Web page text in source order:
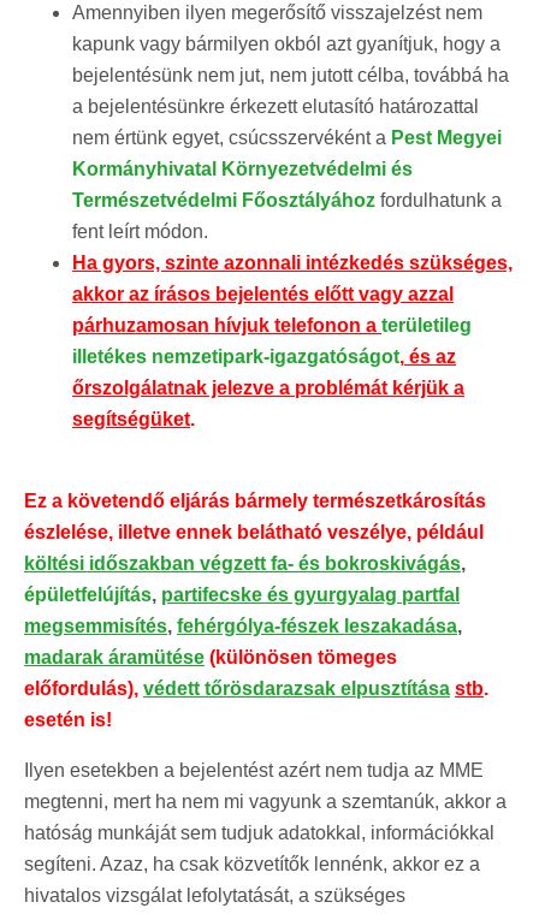
Amennyiben ilyen megerősítő visszajelzést nem
kapunk vagy bármilyen okból azt gyanítjuk, hogy a
bejelentésünk nem jut, nem jutott célba, továbbá ha
a bejelentésünkre érkezett elutasító határozattal
nem értünk egyet, csúcsszervéként a Pest Megyei
Kormányhivatal Környezetvédelmi és
Természetvédelmi Főosztályához fordulhatunk a
fent leírt módon.
Ha gyors, szinte azonnali intézkedés szükséges,
akkor az írásos bejelentés előtt vagy azzal
párhuzamosan hívjuk telefonon a területileg
illetékes nemzetipark-igazgatóságot, és az
őrszolgálatnak jelezve a problémát kérjük a
segítségüket.
Ez a követendő eljárás bármely természetkárosítás
észlelése, illetve ennek belátható veszélye, például
költési időszakban végzett fa- és bokroskivágás,
épületfelújítás, partifecske és gyurgyalag partfal
megsemmisítés, fehérgólya-fészek leszakadása,
madarak áramütése (különösen tömeges
előfordulás), védett tőrösdarazsak elpusztítása stb.
esetén is!
Ilyen esetekben a bejelentést azért nem tudja az MME
megtenni, mert ha nem mi vagyunk a szemtanúk, akkor a
hatóság munkáját sem tudjuk adatokkal, információkkal
segíteni. Azaz, ha csak közvetítők lennénk, akkor ez a
hivatalos vizsgálat lefolytatását, a szükséges